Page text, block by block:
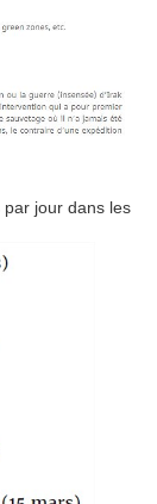
par jour dans les